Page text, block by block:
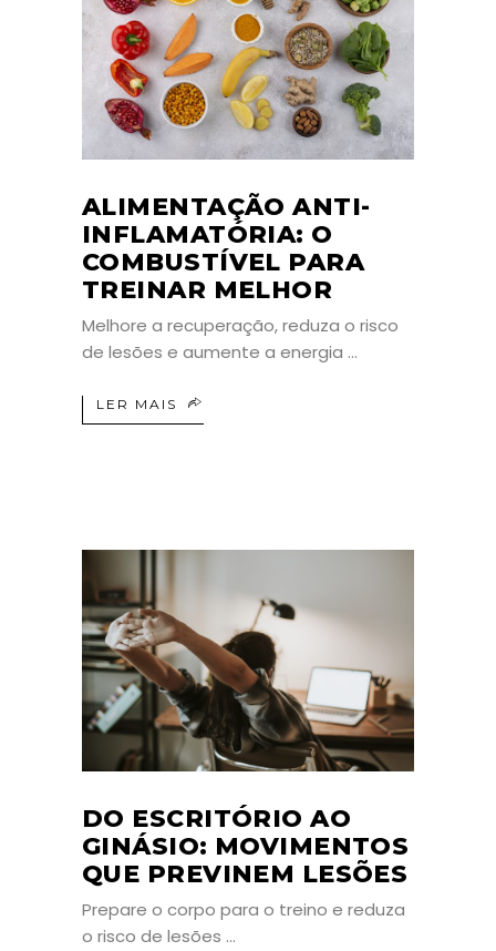
ALIMENTAÇÃO ANTI-
INFLAMATÓRIA: O
COMBUSTÍVEL PARA
TREINAR MELHOR
Melhore a recuperação, reduza o risco
de lesões e aumente a energia
LER MAIS
DO ESCRITÓRIO AO
GINÁSIO: MOVIMENTOS
QUE PREVINEM LESÕES
Prepare o corpo para o treino e reduza
o risco de lesões